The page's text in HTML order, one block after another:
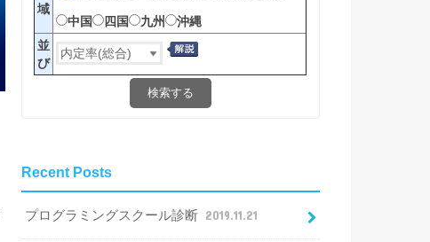
域
中国 四国 九州
沖縄
並
び
検索する
Recent Posts
プログラミングスクール診断 2019.11.21